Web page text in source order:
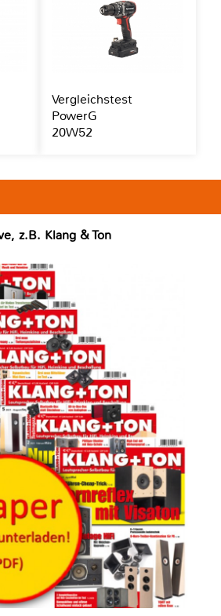
z.B. Klang & Ton
Vergleichstest
PowerG
20W52